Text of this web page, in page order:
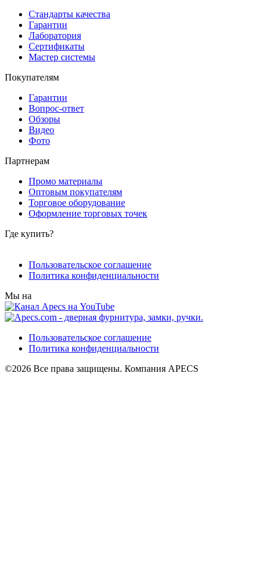
Стандарты качества
Гарантии
Лаборатория
Сертификаты
Мастер системы
Покупателям
Гарантии
Вопрос-ответ
Обзоры
Видео
Фото
Партнерам
Промо материалы
Оптовым покупателям
Торговое оборудование
Оформление торговых точек
Где купить?
Пользовательское соглашение
Политика конфиденциальности
Мы на
Пользовательское соглашение
Политика конфиденциальности
©2026 Все права защищены. Компания APECS